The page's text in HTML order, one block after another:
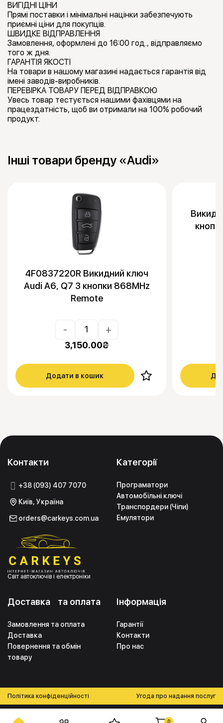
ВИГІДНІ ЦІНИ
Прямі поставки і мінімальні націнки забезпечують
приємні ціни для покупців.
ШВИДКЕ ВІДПРАВЛЕННЯ
Замовлення, оформлені до 16:00 год., відправляємо
того ж дня.
ГАРАНТІЯ ЯКОСТІ
На товари в нашому магазині надається гарантія від
імені заводів-виробників.
ПЕРЕВІРКА ТОВАРУ ПЕРЕД ВІДПРАВКОЮ
Увесь товар тестується нашими фахівцями на
працездатність, щоб ви отримали на 100% робочий
продукт.
Інші товари бренду «Audi»
4F0837220R Викидний ключ
Audi A6, Q7 3 кнопки 868MHz
Remote
- +
3,150.00₴
Додати в кошик
Контакти
+38 (093) 407 7070
Київ, Україна
orders@carkeys.com.ua
Світ автоключів і електроніки
Категорії
Програматори
Автомобільні ключі
Транспордери (Чіпи)
Емулятори
Інформація
Гарантії
Контакти
Про нас
Доставка та оплата
Замовлення та оплата
Доставка
Повернення та обмін
товару
Політика конфіденційності Угода про надання послуг
0